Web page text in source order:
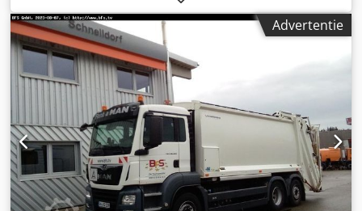
laadgewicht:9.830 kg, totaalgewicht:26.000 kg,
asconfiguratie:6x2, wielbasis:
, remmen:
motorrem, kleur:oranje, bestuurderscabine:
soort overbrenging:halfautomatisch
Euro
6, ophanging: staal-lucht, aantal zitplaatsen:
lengte: 10.450 mm, Uitrusting:ABS, airconditioning, cruise
control, differentieelslot, roetfilter, tractieregeling, Zöller
Mekam M24X2ec 1513297001, Zöller 2301 120/240/1100
liter container, Zöller 2342 120/240 liter, rijstrookassistent,
naloopstuuras. Niet-bindend aanbod – wijzigingen en
tussenverkoop voorbehouden – verkoop geschiedt met
uitsluiting van elke garantie – alle gegevens onder
Advertentie